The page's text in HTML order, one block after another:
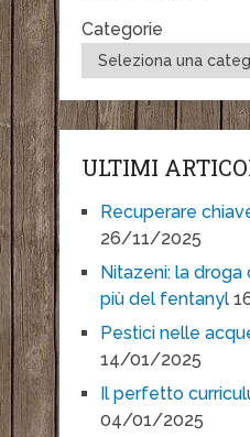
Categorie
ULTIMI
Recuperare
26/11/2025
Nitazeni: la
più del fentanyl
Pestici nelle
14/01/2025
Il perfetto
04/01/2025